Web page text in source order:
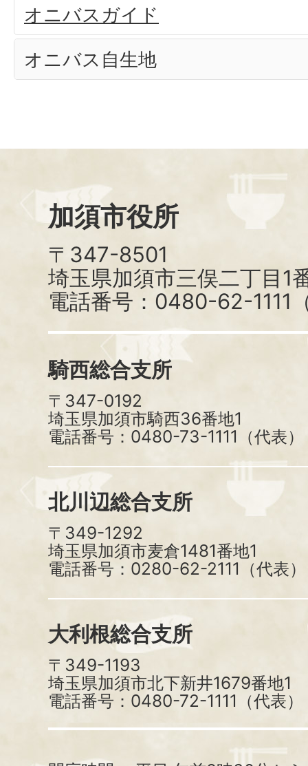
オニバスガイド
オニバス自生地
加須市役所
〒347-8501
埼玉県加須市三俣二丁目1
電話番号：0480-62-1111
騎西総合支所
〒347-0192
埼玉県加須市騎西36番地1
電話番号：0480-73-1111（代表）
北川辺総合支所
〒349-1292
埼玉県加須市麦倉1481番地1
電話番号：0280-62-2111（代表）
大利根総合支所
〒349-1193
埼玉県加須市北下新井1679番地1
電話番号：0480-72-1111（代表）